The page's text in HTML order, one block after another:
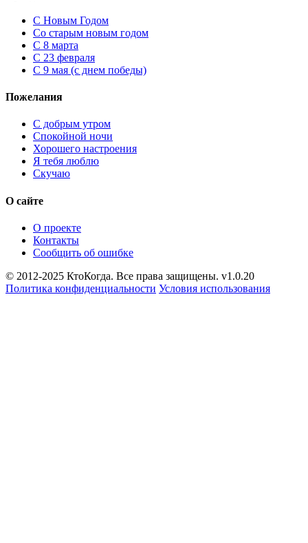
C Новым Годом
Cо старым новым годом
С 8 марта
С 23 февраля
С 9 мая (с днем победы)
Пожелания
С добрым утром
Спокойной ночи
Хорошего настроения
Я тебя люблю
Скучаю
О сайте
О проекте
Контакты
Сообщить об ошибке
© 2012-2025 КтоКогда. Все права защищены. v1.0.20
Политика конфиденциальности Условия использования